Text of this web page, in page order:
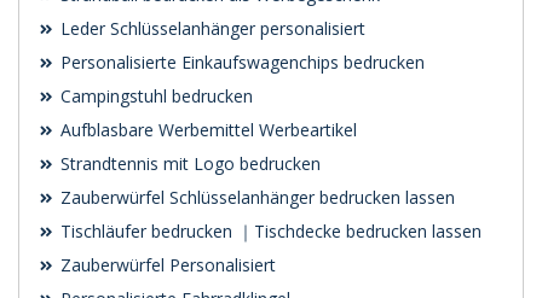
Leder Schlüsselanhänger personalisiert
Personalisierte Einkaufswagenchips bedrucken
Campingstuhl bedrucken
Aufblasbare Werbemittel Werbeartikel
Strandtennis mit Logo bedrucken
Zauberwürfel Schlüsselanhänger bedrucken lassen
Tischläufer bedrucken ｜Tischdecke bedrucken lassen
Zauberwürfel Personalisiert